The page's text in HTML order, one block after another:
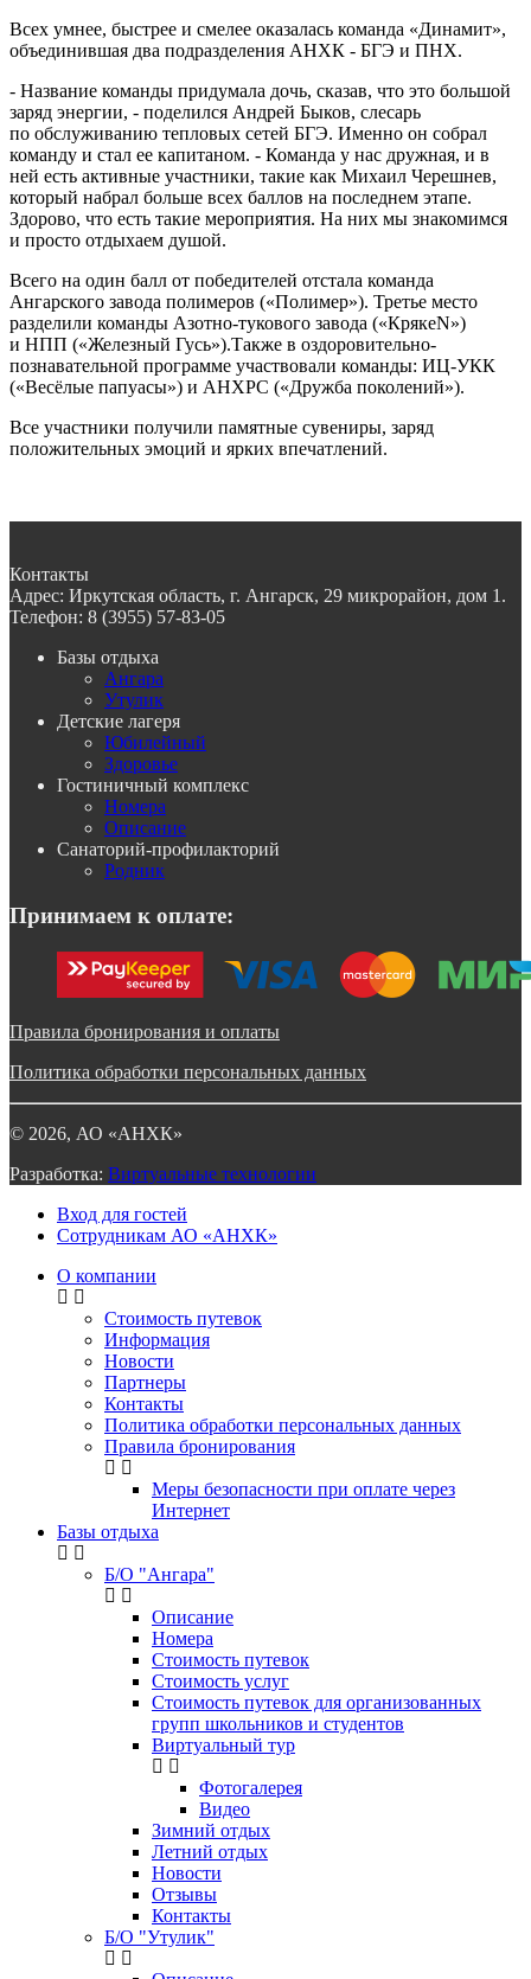
Всех умнее, быстрее и смелее оказалась команда «Динамит»,
объединившая два подразделения АНХК - БГЭ и ПНХ.
- Название команды придумала дочь, сказав, что это большой
заряд энергии, - поделился Андрей Быков, слесарь
по обслуживанию тепловых сетей БГЭ. Именно он собрал
команду и стал ее капитаном. - Команда у нас дружная, и в
ней есть активные участники, такие как Михаил Черешнев,
который набрал больше всех баллов на последнем этапе.
Здорово, что есть такие мероприятия. На них мы знакомимся
и просто отдыхаем душой.
Всего на один балл от победителей отстала команда
Ангарского завода полимеров («Полимер»). Третье место
разделили команды Азотно-тукового завода («КрякеN»)
и НПП («Железный Гусь»).Также в оздоровительно-
познавательной программе участвовали команды: ИЦ-УКК
(«Весёлые папуасы») и АНХРС («Дружба поколений»).
Все участники получили памятные сувениры, заряд
положительных эмоций и ярких впечатлений.
Контакты
Адрес: Иркутская область, г. Ангарск, 29 микрорайон, дом 1.
Телефон: 8 (3955) 57-83-05
Базы отдыха
Ангара
Утулик
Детские лагеря
Юбилейный
Здоровье
Гостиничный комплекс
Номера
Описание
Санаторий-профилакторий
Родник
Принимаем к оплате:
Правила бронирования и оплаты
Политика обработки персональных данных
© 2026, АО «АНХК»
Разработка: Виртуальные технологии
Вход для гостей
Сотрудникам АО «АНХК»
О компании
Стоимость путевок
Информация
Новости
Партнеры
Контакты
Политика обработки персональных данных
Правила бронирования
Меры безопасности при оплате через
Интернет
Базы отдыха
Б/О "Ангара"
Описание
Номера
Стоимость путевок
Стоимость услуг
Стоимость путевок для организованных
групп школьников и студентов
Виртуальный тур
Фотогалерея
Видео
Зимний отдых
Летний отдых
Новости
Отзывы
Контакты
Б/О "Утулик"